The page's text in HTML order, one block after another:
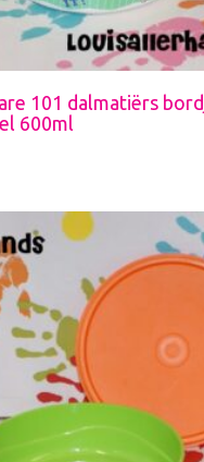
101 dalmatiërs
600ml